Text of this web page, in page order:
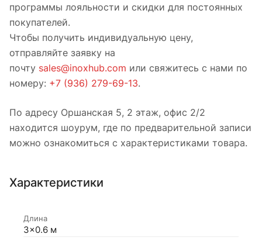
программы лояльности и скидки для постоянных
покупателей.
Чтобы получить индивидуальную цену,
отправляйте заявку на
почту sales@inoxhub.com или свяжитесь с нами по
номеру: +7 (936) 279-69-13.
По адресу Оршанская 5, 2 этаж, офис 2/2
находится шоурум, где по предварительной записи
можно ознакомиться с характеристиками товара.
Характеристики
Длина
3×0.6 м